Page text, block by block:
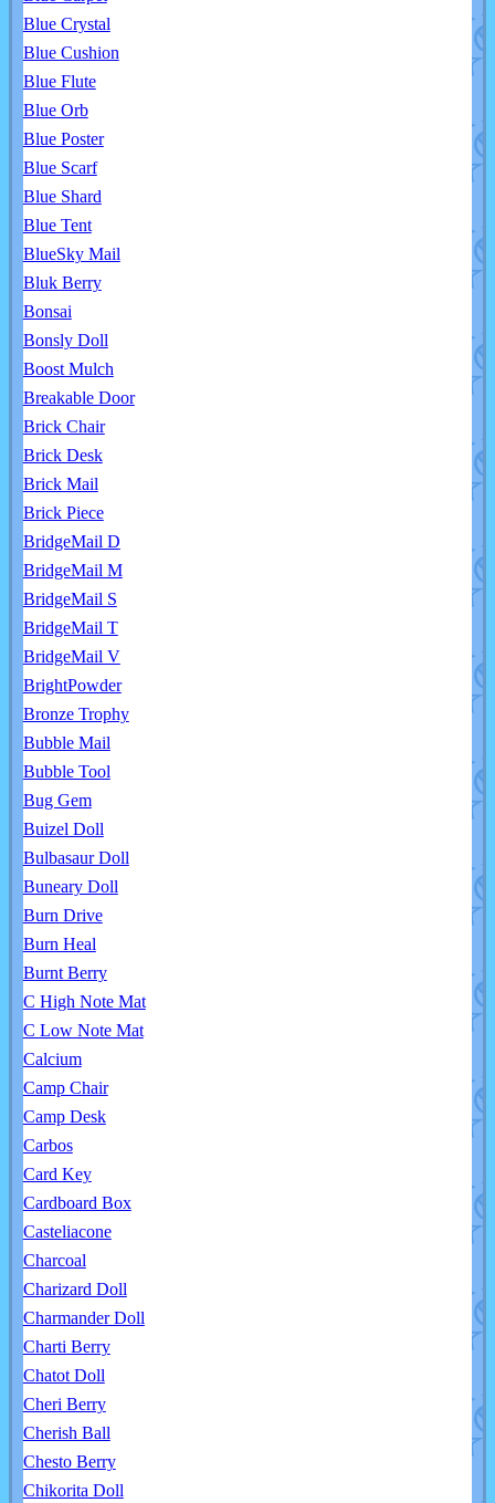
Blue Crystal
Blue Cushion
Blue Flute
Blue Orb
Blue Poster
Blue Scarf
Blue Shard
Blue Tent
BlueSky Mail
Bluk Berry
Bonsai
Bonsly Doll
Boost Mulch
Breakable Door
Brick Chair
Brick Desk
Brick Mail
Brick Piece
BridgeMail D
BridgeMail M
BridgeMail S
BridgeMail T
BridgeMail V
BrightPowder
Bronze Trophy
Bubble Mail
Bubble Tool
Bug Gem
Buizel Doll
Bulbasaur Doll
Buneary Doll
Burn Drive
Burn Heal
Burnt Berry
C High Note Mat
C Low Note Mat
Calcium
Camp Chair
Camp Desk
Carbos
Card Key
Cardboard Box
Casteliacone
Charcoal
Charizard Doll
Charmander Doll
Charti Berry
Chatot Doll
Cheri Berry
Cherish Ball
Chesto Berry
Chikorita Doll